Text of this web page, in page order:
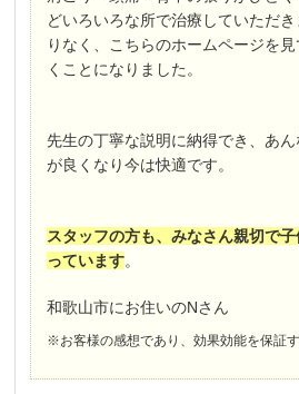
どいろいろな所で治療していただ
りなく、こちらのホームページを
くことになりました。
先生の丁寧な説明に納得でき、あ
が良くなり今は快適です。
スタッフの方も、みなさん親切で
っています。
和歌山市にお住いのNさん
※お客様の感想であり、効果効能を保証